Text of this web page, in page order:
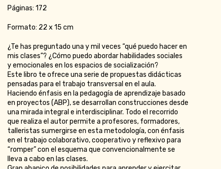
Páginas: 172
Formato: 22 x 15 cm
¿Te has preguntado una y mil veces “qué puedo hacer en
mis clases”? ¿Cómo puedo abordar habilidades sociales
y emocionales en los espacios de socialización?
Este libro te ofrece una serie de propuestas didácticas
pensadas para el trabajo transversal en el aula.
Haciendo énfasis en la pedagogía de aprendizaje basado
en proyectos (ABP), se desarrollan construcciones desde
una mirada integral e interdisciplinar. Todo el recorrido
que realiza el autor permite a profesores, formadores,
talleristas sumergirse en esta metodología, con énfasis
en el trabajo colaborativo, cooperativo y reflexivo para
“romper” con el esquema que convencionalmente se
lleva a cabo en las clases.